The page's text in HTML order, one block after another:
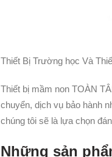
Thiết Bị Trường học Và
Thiết bị mầm non TOÀN
chuyển, dịch vụ bảo hành
chúng tôi sẽ là lựa chọn
Những sản